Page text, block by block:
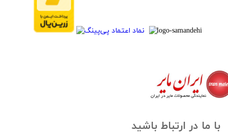
با ما در ارتباط باشید